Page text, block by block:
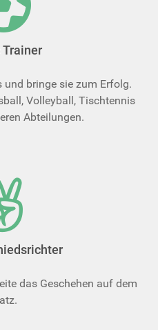
Trainer
und bringe sie zum Erfolg.
Volleyball, Tischtennis
Abteilungen.
das Geschehen auf dem